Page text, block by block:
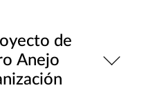
de
Anejo